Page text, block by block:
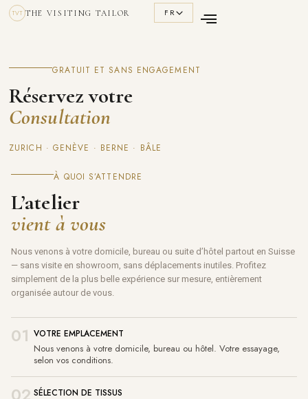
TVT THE VISITING TAILOR FR
GRATUIT ET SANS ENGAGEMENT
Réservez votre
Consultation
ZURICH · GENÈVE · BERNE · BÂLE
À QUOI S’ATTENDRE
L’atelier
vient à vous
Nous venons à votre domicile, bureau ou suite d’hôtel partout en Suisse
— sans visite en showroom, sans déplacements inutiles. Profitez
simplement de la plus belle expérience sur mesure, entièrement
organisée autour de vous.
01 VOTRE EMPLACEMENT
Nous venons à votre domicile, bureau ou hôtel. Votre essayage,
selon vos conditions.
SÉLECTION DE TISSUS